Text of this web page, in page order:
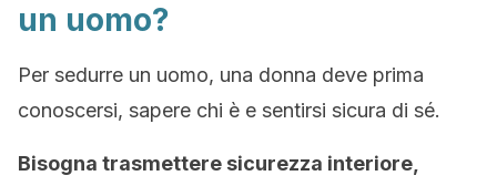
un uomo?
Per sedurre un uomo, una donna deve prima
conoscersi, sapere chi è e sentirsi sicura di sé.
Bisogna trasmettere sicurezza interiore,